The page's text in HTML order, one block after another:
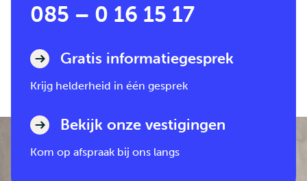
085 – 0 16 15 17
Gratis informatiegesprek
Krijg helderheid in één gesprek
Bekijk onze vestigingen
Kom op afspraak bij ons langs